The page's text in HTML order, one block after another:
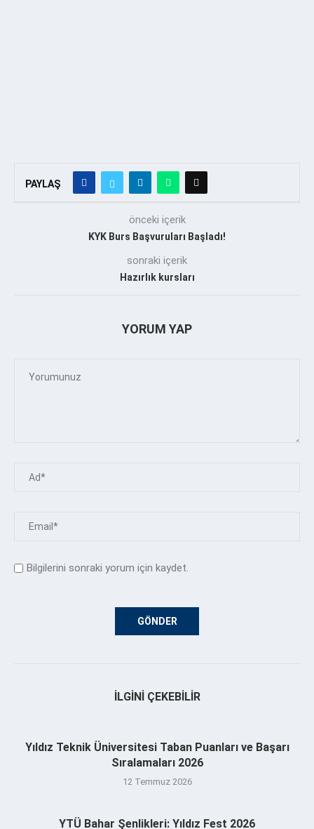
PAYLAŞ
önceki içerik
KYK Burs Başvuruları Başladı!
sonraki içerik
Hazırlık kursları
YORUM YAP
Bilgilerini sonraki yorum için kaydet.
İLGINI ÇEKEBILIR
Yıldız Teknik Üniversitesi Taban Puanları ve Başarı
Sıralamaları 2026
12 Temmuz 2026
YTÜ Bahar Şenlikleri: Yıldız Fest 2026